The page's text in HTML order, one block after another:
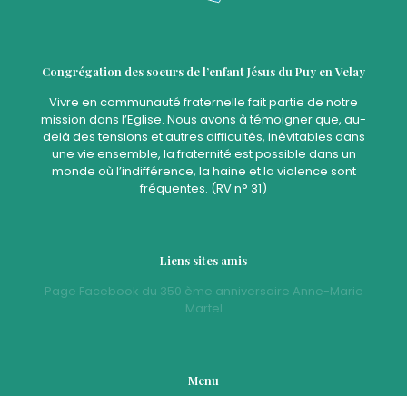
Congrégation des soeurs de l’enfant Jésus du Puy en Velay
Vivre en communauté fraternelle fait partie de notre
mission dans l’Eglise. Nous avons à témoigner que, au-
delà des tensions et autres difficultés, inévitables dans
une vie ensemble, la fraternité est possible dans un
monde où l’indifférence, la haine et la violence sont
fréquentes. (RV n° 31)
Liens sites amis
Page Facebook du 350 ème anniversaire Anne-Marie
Martel
Menu